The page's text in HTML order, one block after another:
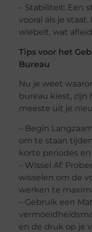
– Stabiliteit: Een
vooral als je
wiebelt, wat
Tips voor het
Bureau
Nu je weet
bureau kiest,
meeste uit je
– Begin
om te staan
korte periodes
– Wissel Af:
wisselen om de
werken te
– Gebruik een
en de druk op je